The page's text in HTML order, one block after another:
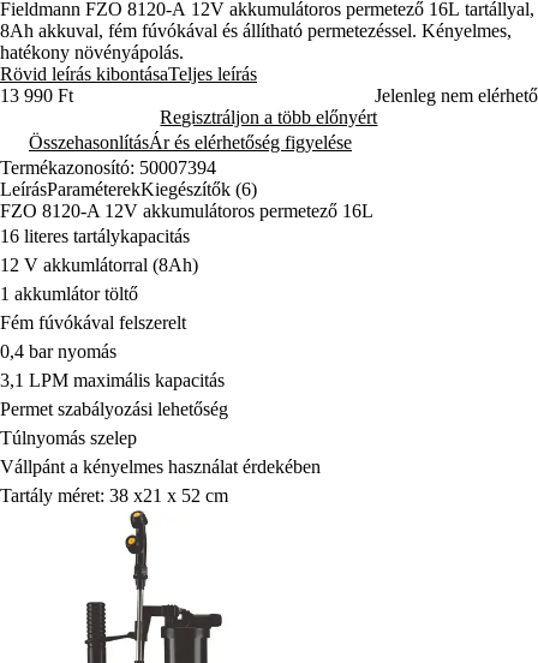
Fieldmann FZO 8120-A 12V akkumulátoros permetező 16L tartállyal,
8Ah akkuval, fém fúvókával és állítható permetezéssel. Kényelmes,
hatékony növényápolás.
Rövid leírás kibontásaTeljes leírás
13 990 Ft
Jelenleg nem elérhető
Regisztráljon a több előnyért
ÖsszehasonlításÁr és elérhetőség figyelése
Termékazonosító: 50007394
LeírásParaméterekKiegészítők (6)
FZO 8120-A 12V akkumulátoros permetező 16L
16 literes tartálykapacitás
12 V akkumlátorral (8Ah)
1 akkumlátor töltő
Fém fúvókával felszerelt
0,4 bar nyomás
3,1 LPM maximális kapacitás
Permet szabályozási lehetőség
Túlnyomás szelep
Vállpánt a kényelmes használat érdekében
Tartály méret: 38 x21 x 52 cm